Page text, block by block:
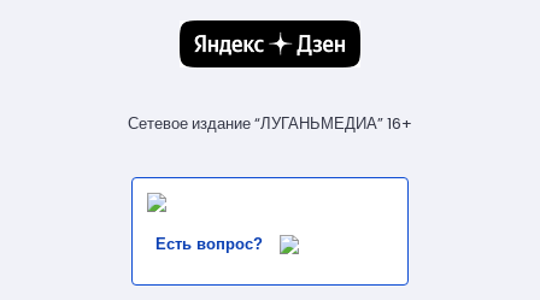
Сетевое издание “ЛУГАНЬМЕДИА” 16+
Есть вопрос?